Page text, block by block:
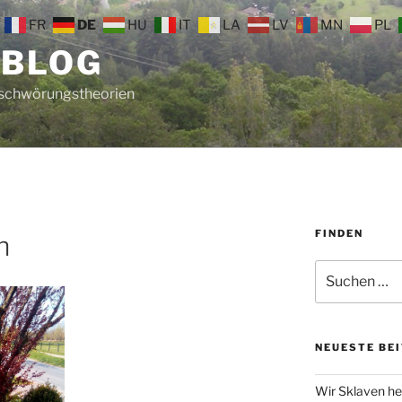
FINDEN
nach:
NEUESTE
Wir Sklaven
FR DE HU IT LA LV MN PL